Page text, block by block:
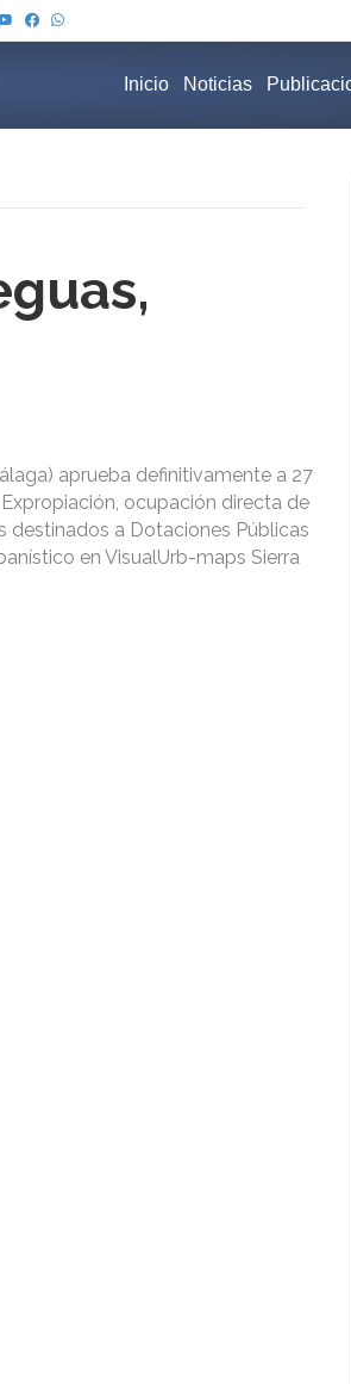
Inicio Noticias
aprueba definitivamente a 27
ocupación directa de
destinados a Dotaciones Públicas
en VisualUrb-maps Sierra